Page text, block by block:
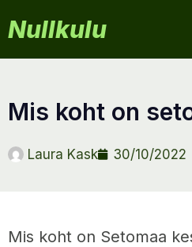
Nullkulu
mis koht on
Laura Kask 30/10/2022
Mis koht on Setomaa